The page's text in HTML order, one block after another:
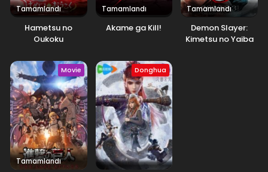
Tamamlandı
Hametsu no
Oukoku
Tamamlandı
Akame ga Kill!
Tamamlandı
Demon Slayer:
Kimetsu no Yaiba
Movie
Tamamlandı
Donghua